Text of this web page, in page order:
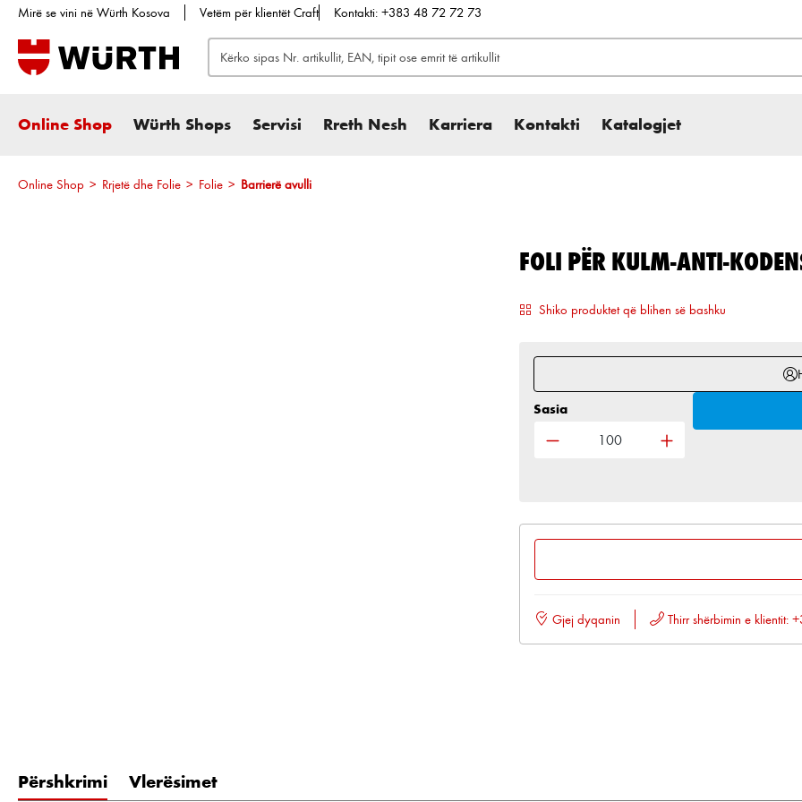
kërkimi Kalo te navigimi kryesor
Mirë se vini në Würth Kosova Vetëm për klientët Craft Kontakti: +383 48 72 72 73
Online Shop Würth Shops Servisi Rreth Nesh Karriera Kontakti Katalogjet
Online Shop > Rrjetë dhe Folie > Folie > Barrierë avulli
FOLI PËR KULM-ANTI-
Shiko produktet që blihen së bashku
Sasia e produktit: Shkruani
Sasia
Gjej dyqanin Thirr shërbimin e klientit:
Përshkrimi Vlerësimet